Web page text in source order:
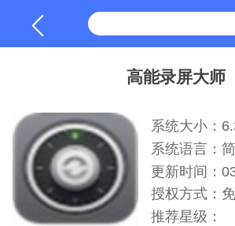
高能录屏大师
系统大小：
系统语言：
更新时间：
授权方式：
推荐星级：